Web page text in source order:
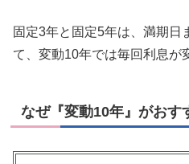
固定3年と固定5年は、満期日
て、変動10年では毎回利息が
なぜ『変動10年』がおす